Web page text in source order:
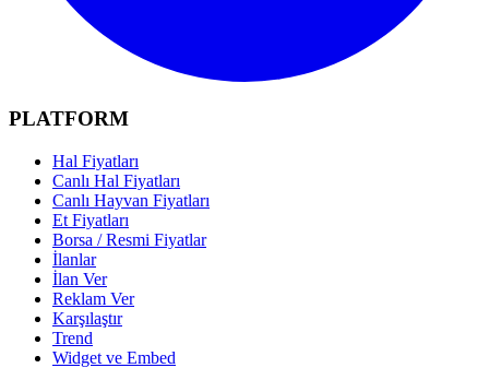
PLATFORM
Hal Fiyatları
Canlı Hal Fiyatları
Canlı Hayvan Fiyatları
Et Fiyatları
Borsa / Resmi Fiyatlar
İlanlar
İlan Ver
Reklam Ver
Karşılaştır
Trend
Widget ve Embed